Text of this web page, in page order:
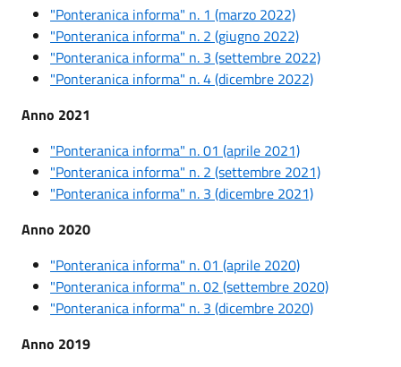
"Ponteranica informa" n. 1 (marzo 2022)
​​​​"Ponteranica informa" n. 2 (giugno 2022)
​​​​"Ponteranica informa" n. 3 (settembre 2022)
"Ponteranica informa" n. 4 (dicembre 2022)
Anno 2021
"Ponteranica informa" n. 01 (aprile 2021)
"Ponteranica informa" n. 2 (settembre 2021)
"Ponteranica informa" n. 3 (dicembre 2021)
Anno 2020
"Ponteranica informa" n. 01 (aprile 2020)
"Ponteranica informa" n. 02 (settembre 2020)
"Ponteranica informa" n. 3 (dicembre 2020)
Anno 2019